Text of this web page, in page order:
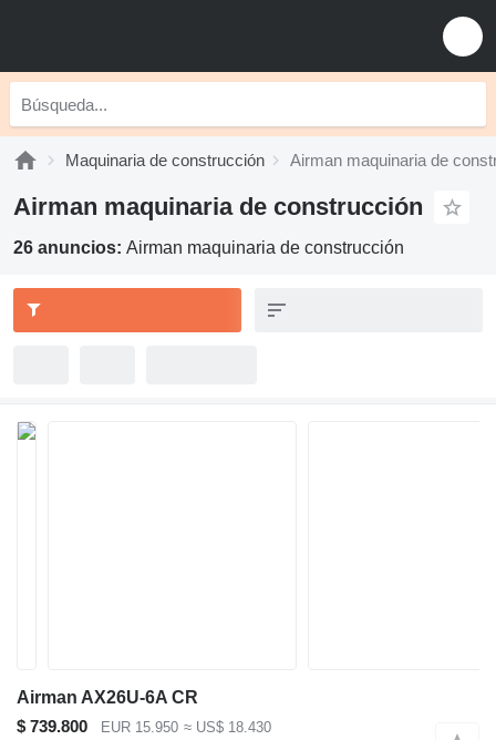
Maquinaria de construcción Airman maquinaria de
Airman maquinaria de construcción
26 anuncios: Airman maquinaria de construcción
Airman AX26U-6A CR
$ 739.800
EUR 15.950 ≈ US$ 18.430